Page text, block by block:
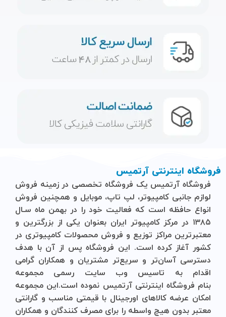
فروشگاه اینترنتی آرتمیس
فروشگاه آرتمیس یک فروشگاه تخصصی در زمینه فروش
لوازم جانبی کامپیوتر، لپ تاپ، موبایل و ‌همچنین فروش
انواع حافظه است که فعالیت خود را در بهمن ماه سـال
۱۳۸۵ در مرکز کامپیوتر ایران بعنوان یکی از بزرگترین و
معتبرترین مراکز توزیع و فروش محصولات کامپیوتری در
کشور آغاز کرده است. این فروشگاه پس از آن با هدف
دسترسی آسان‌تر و سریع‌تر مشتریان و همکاران گرامی
اقدام به تاسیس وب سایت رسمی مجموعه
بنام فروشگاه اینترنتی آرتمیس نموده است.این مجموعه
امکان عرضه کالاهای اورجینال با قیمتی مناسب و گارانتی
معتبر بدون هیچ واسطه را برای مصرف کنندگان و همکاران